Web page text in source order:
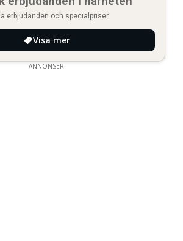
erbjudanden och specialpriser.
Visa mer
ANNONSER